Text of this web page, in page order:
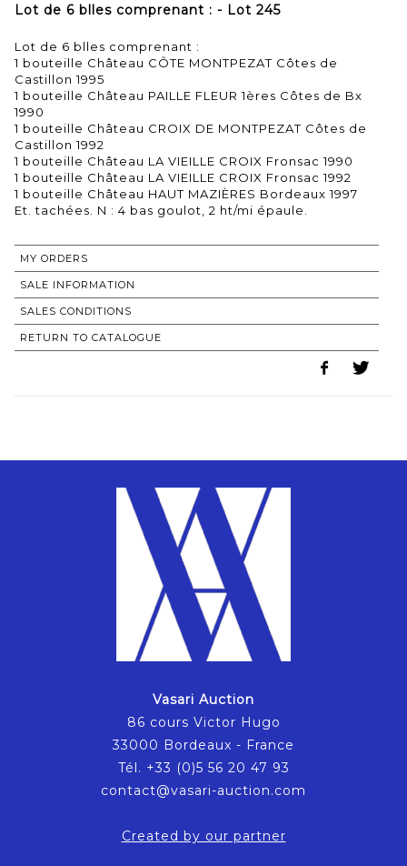
Lot de 6 blles comprenant : - Lot 245
Lot de 6 blles comprenant :
1 bouteille Château CÔTE MONTPEZAT Côtes de
Castillon 1995
1 bouteille Château PAILLE FLEUR 1ères Côtes de Bx
1990
1 bouteille Château CROIX DE MONTPEZAT Côtes de
Castillon 1992
1 bouteille Château LA VIEILLE CROIX Fronsac 1990
1 bouteille Château LA VIEILLE CROIX Fronsac 1992
1 bouteille Château HAUT MAZIÈRES Bordeaux 1997
MY ORDERS
SALE INFORMATION
SALES CONDITIONS
RETURN TO CATALOGUE
Vasari Auction
86 cours Victor Hugo
33000 Bordeaux - France
Tél. +33 (0)5 56 20 47 93
contact@vasari-auction.com
Created by our partner